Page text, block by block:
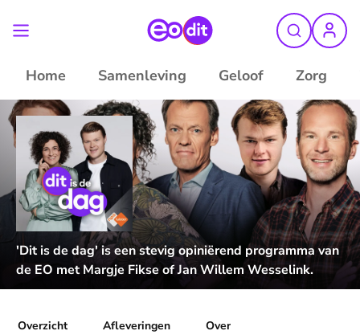
Home Samenleving Geloof Zorg
'Dit is de dag' is een stevig opiniërend programma van
de EO met Margje Fikse of Jan Willem Wesselink.
Overzicht Afleveringen Over